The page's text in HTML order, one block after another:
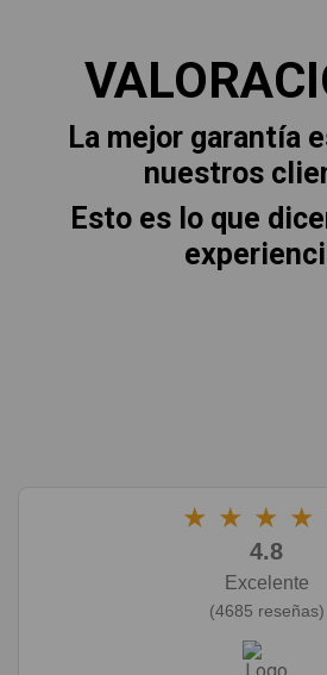
La mejor garantía
nuestros
Esto es lo que
★ ★ ★ ★
4.8
Excelente
(4685 reseñas)